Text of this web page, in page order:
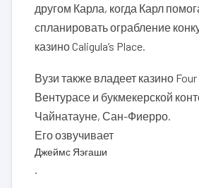
другом Карла, когда Карл
спланировать ограбление
казино Caligula’s Place.
Вузи также владеет казино
Вентурасе и букмекерской
Чайнатауне, Сан-Фиерро.
Его озвучивает
Джеймс Яэгаши
.